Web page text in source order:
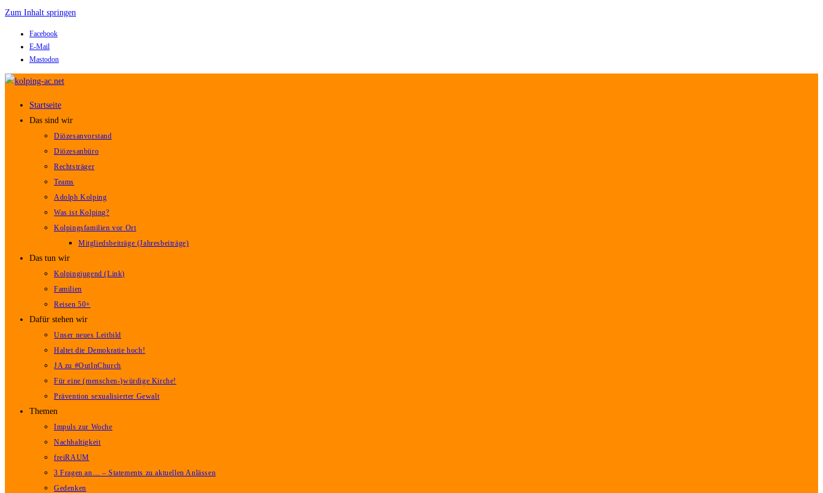
Zum Inhalt springen
Facebook
E-Mail
Mastodon
Startseite
Das sind wir
Diözesanvorstand
Diözesanbüro
Rechtsträger
Teams
Adolph Kolping
Was ist Kolping?
Kolpingsfamilien vor Ort
Mitgliedsbeiträge (Jahresbeiträge)
Das tun wir
Kolpingjugend (Link)
Familien
Reisen 50+
Dafür stehen wir
Unser neues Leitbild
Haltet die Demokratie hoch!
JA zu #OutInChurch
Für eine (menschen-)würdige Kirche!
Prävention sexualisierter Gewalt
Themen
Impuls zur Woche
Nachhaltigkeit
freiRAUM
3 Fragen an… – Statements zu aktuellen Anlässen
Gedenken